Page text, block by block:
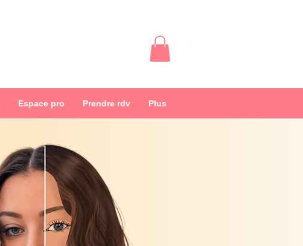
Espace pro Prendre rdv Plus